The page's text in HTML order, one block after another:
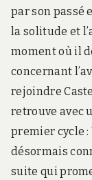
par son passé
la solitude et
moment où il
concernant
rejoindre
retrouve avec
premier cycle :
désormais
suite qui